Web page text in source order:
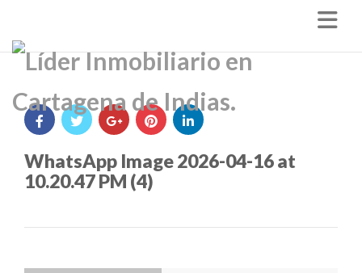
WhatsApp Image 2026-04-16 at
10.20.47 PM (4)